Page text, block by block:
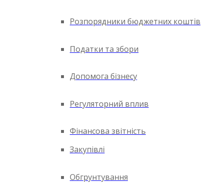
Розпорядники бюджетних коштів
Податки та збори
Допомога бізнесу
Регуляторний вплив
Фінансова звітність
Закупівлі
Обгрунтування